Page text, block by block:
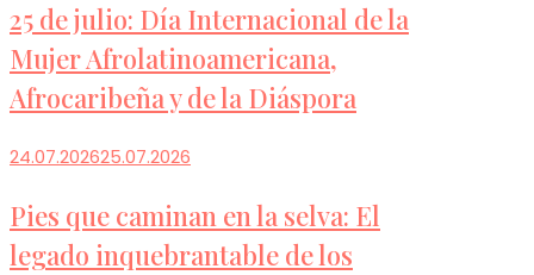
25 de julio: Día Internacional de la
Mujer Afrolatinoamericana,
Afrocaribeña y de la Diáspora
24.07.202625.07.2026
Pies que caminan en la selva: El
legado inquebrantable de los